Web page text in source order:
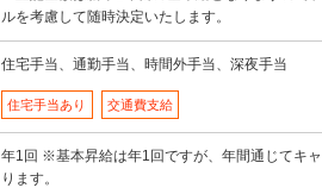
ルを考慮して随時決定いたします。
住宅手当、通勤手当、時間外手当、深夜手当
住宅手当あり 交通費支給
年1回 ※基本昇給は年1回ですが、年間通じてキ
ります。